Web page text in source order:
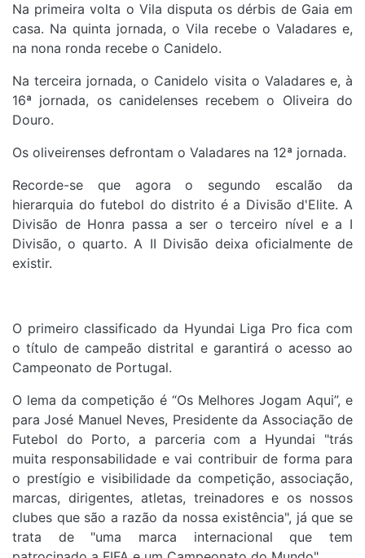
Na primeira volta o Vila disputa os dérbis de Gaia em
casa. Na quinta jornada, o Vila recebe o Valadares e,
na nona ronda recebe o Canidelo.
Na terceira jornada, o Canidelo visita o Valadares e, à
16ª jornada, os canidelenses recebem o Oliveira do
Douro.
Os oliveirenses defrontam o Valadares na 12ª jornada.
Recorde-se que agora o segundo escalão da
hierarquia do futebol do distrito é a Divisão d'Elite. A
Divisão de Honra passa a ser o terceiro nível e a I
Divisão, o quarto. A II Divisão deixa oficialmente de
existir.
O primeiro classificado da Hyundai Liga Pro fica com
o título de campeão distrital e garantirá o acesso ao
Campeonato de Portugal.
O lema da competição é “Os Melhores Jogam Aqui”, e
para José Manuel Neves, Presidente da Associação de
Futebol do Porto, a parceria com a Hyundai "trás
muita responsabilidade e vai contribuir de forma para
o prestígio e visibilidade da competição, associação,
marcas, dirigentes, atletas, treinadores e os nossos
clubes que são a razão da nossa existência", já que se
trata de "uma marca internacional que tem